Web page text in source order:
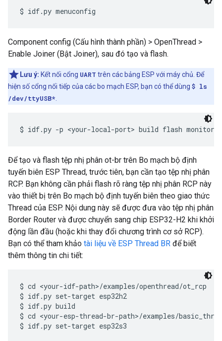
Component config (Cấu hình thành phần) > OpenThread >
Enable Joiner (Bật Joiner), sau đó tạo và flash.
Lưu ý: Kết nối cổng UART trên các bảng ESP với máy chủ. Để
hiện số cổng nối tiếp của các bo mạch ESP, bạn có thể dùng $ ls
/dev/ttyUSB*
Để tạo và flash tệp nhị phân ot-br trên Bo mạch bộ định
tuyến biên ESP Thread, trước tiên, bạn cần tạo tệp nhị phân
RCP. Bạn không cần phải flash rõ ràng tệp nhị phân RCP này
vào thiết bị trên Bo mạch bộ định tuyến biên theo giao thức
Thread của ESP. Nội dung này sẽ được đưa vào tệp nhị phân
Border Router và được chuyển sang chip ESP32-H2 khi khởi
động lần đầu (hoặc khi thay đổi chương trình cơ sở RCP).
Bạn có thể tham khảo tài liệu về ESP Thread BR để biết
thêm thông tin chi tiết:
$ cd <your-idf-path>/examples/openthread/ot_rcp
$ idf.py set-target esp32h2
$ idf.py build
$ cd <your-esp-thread-br-path>/examples/